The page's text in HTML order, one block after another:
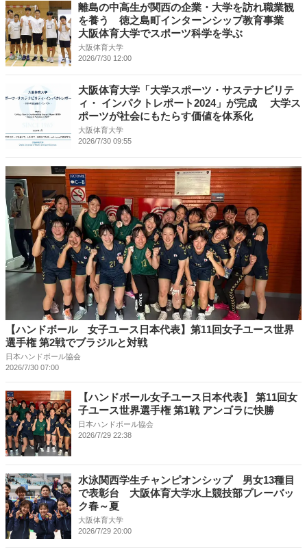
離島の中高生が関西の企業・大学を訪れ職業観
を養う 徳之島町インターンシップ教育事業
大阪体育大学でスポーツ科学を学ぶ
大阪体育大学
2026/7/30 12:00
大阪体育大学「大学スポーツ・サステナビリテ
ィ・ インパクトレポート2024」が完成 大学ス
ポーツが社会にもたらす価値を体系化
大阪体育大学
2026/7/30 09:55
【ハンドボール 女子ユース日本代表】第11回女子ユース世界
選手権 第2戦でブラジルと対戦
日本ハンドボール協会
2026/7/30 07:00
【ハンドボール女子ユース日本代表】 第11回女
子ユース世界選手権 第1戦 アンゴラに快勝
日本ハンドボール協会
2026/7/29 22:38
水泳関西学生チャンピオンシップ 男女13種目
で表彰台 大阪体育大学水上競技部プレーバッ
ク春～夏
大阪体育大学
2026/7/29 20:00